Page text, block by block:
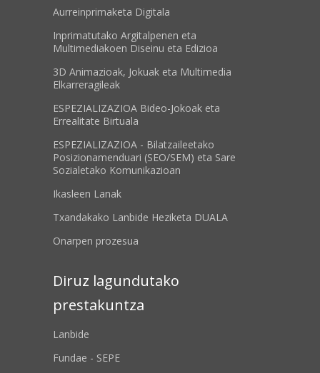
Aurreinprimaketa Digitala
Inprimatutako Argitalpenen eta
Multimediakoen Diseinu eta Edizioa
3D Animazioak, Jokuak eta Multimedia
Elkarreragileak
ESPEZIALIZAZIOA Bideo-Jokoak eta
Errealitate Birtuala
ESPEZIALIZAZIOA - Bilatzaileetako
Posizionamenduari (SEO/SEM) eta Sare
Sozialetako Komunikazioan
Ikasleen Lanak
Txandakako Lanbide Heziketa DUALA
Onarpen prozesua
Diruz lagundutako
prestakuntza
Lanbide
Fundae - SEPE